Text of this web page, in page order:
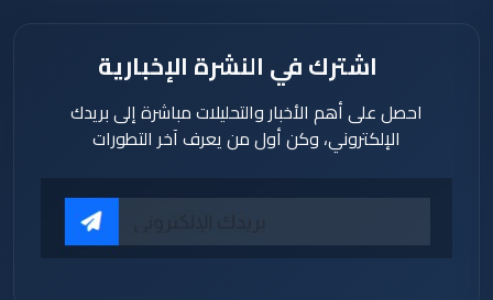
اشترك في النشرة الإخبارية
احصل على أهم الأخبار والتحليلات مباشرة إلى بريدك
الإلكتروني، وكن أول من يعرف آخر التطورات